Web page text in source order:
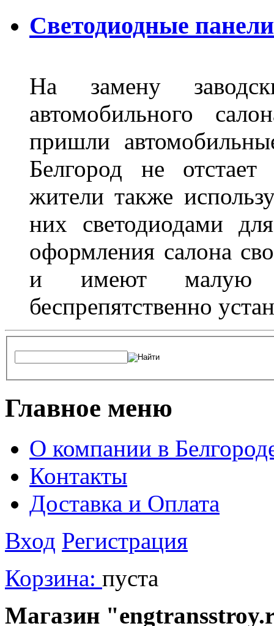
Светодиодные
На замену
автомобильного
пришли
Белгород не
жители также
них светодиодами
оформления салона
и имеют малую
беспрепятственно
Главное меню
О компании в
Контакты
Доставка и Оплата
Вход Регистрация
Корзина: пуста
Магазин